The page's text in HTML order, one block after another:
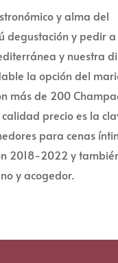
y alma del
degustación y pedir a
y nuestra
la opción del
más de 200
precio es la
para cenas
2018-2022 y
y acogedor.